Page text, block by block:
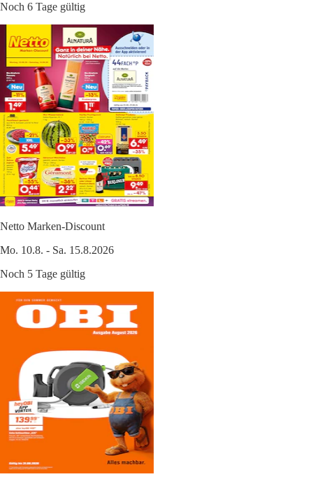
Noch 6 Tage gültig
Netto Marken-Discount
Mo. 10.8. - Sa. 15.8.2026
Noch 5 Tage gültig